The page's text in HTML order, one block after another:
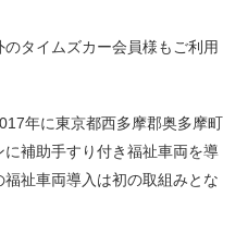
タイムズカー会員様もご利用
年に東京都西多摩郡奥多摩町
補助手すり付き福祉車両を導
祉車両導入は初の取組みとな